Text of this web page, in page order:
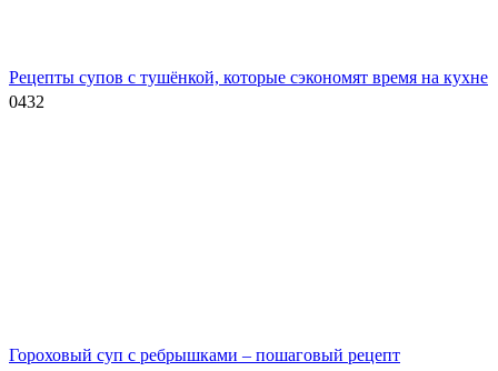
Рецепты супов с тушёнкой, которые сэкономят время на кухне
0432
Гороховый суп с ребрышками – пошаговый рецепт